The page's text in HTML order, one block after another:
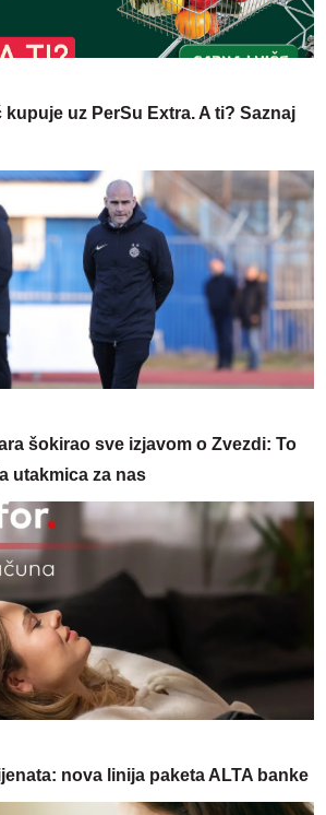
kupuje uz PerSu Extra. A ti? Saznaj
šokirao sve izjavom o Zvezdi: To
utakmica za nas
nova linija paketa ALTA banke